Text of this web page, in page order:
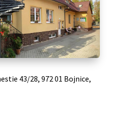
43/28, 972 01 Bojnice,